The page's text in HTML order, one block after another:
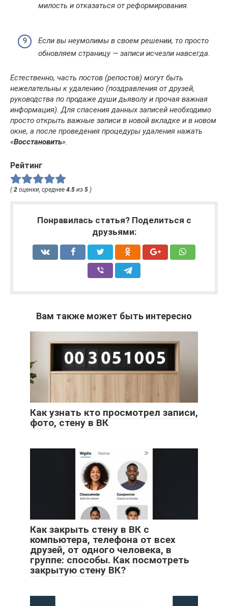
милость и отказаться от реформирования.
Если вы неумолимы в своем решении, то просто
обновляем страницу — записи исчезли навсегда.
Естественно, часть постов (репостов) могут быть
нежелательны к удалению (поздравления от друзей,
руководства по продаже души дьяволу и прочая важная
информация). Для спасения данных записей необходимо
просто открыть важные записи в новой вкладке и в новом
окне, а после проведения процедуры удаления нажать
«Восстановить».
Рейтинг
(2 оценки, среднее 4.5 из 5 )
Понравилась статья? Поделиться с
друзьями:
Вам также может быть интересно
Как узнать кто просмотрел записи,
фото, стену в ВК
Как закрыть стену в ВК с
компьютера, телефона от всех
друзей, от одного человека, в
группе: способы. Как посмотреть
закрытую стену ВК?